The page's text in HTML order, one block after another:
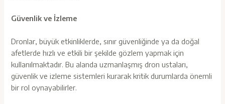
Güvenlik ve İzleme
Dronlar, büyük etkinliklerde, sınır güvenliğinde ya da doğal
afetlerde hızlı ve etkili bir şekilde gözlem yapmak için
kullanılmaktadır. Bu alanda uzmanlaşmış dron ustaları,
güvenlik ve izleme sistemleri kurarak kritik durumlarda önemli
bir rol oynayabilirler.